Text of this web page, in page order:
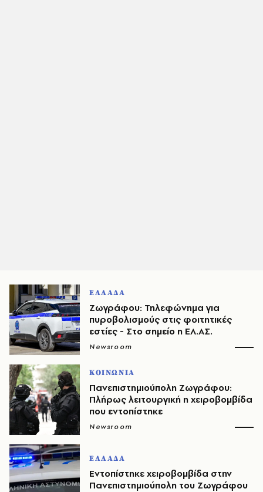
ΕΛΛΑΔΑ
Ζωγράφου: Τηλεφώνημα για
πυροβολισμούς στις φοιτητικές
εστίες - Στο σημείο η ΕΛ.ΑΣ.
Newsroom
ΚΟΙΝΩΝΙΑ
Πανεπιστημιούπολη Ζωγράφου:
Πλήρως λειτουργική η χειροβομβίδα
που εντοπίστηκε
Newsroom
ΕΛΛΑΔΑ
Εντοπίστηκε χειροβομβίδα στην
Πανεπιστημιούπολη του Ζωγράφου